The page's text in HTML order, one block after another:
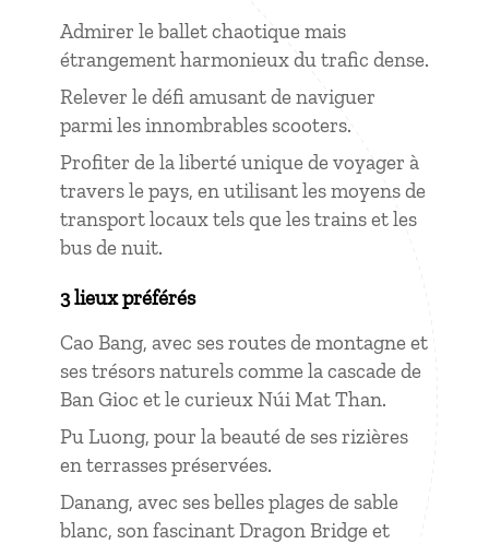
Admirer le ballet chaotique mais
étrangement harmonieux du trafic dense.
Relever le défi amusant de naviguer
parmi les innombrables scooters.
Profiter de la liberté unique de voyager à
travers le pays, en utilisant les moyens de
transport locaux tels que les trains et les
bus de nuit.
3 lieux préférés
Cao Bang, avec ses routes de montagne et
ses trésors naturels comme la cascade de
Ban Gioc et le curieux Núi Mat Than.
Pu Luong, pour la beauté de ses rizières
en terrasses préservées.
Danang, avec ses belles plages de sable
blanc, son fascinant Dragon Bridge et